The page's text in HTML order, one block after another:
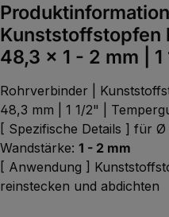
Kunststoffstopfen
48,3 x 1 - 2 mm |
Rohrverbinder |
48,3 mm | 1 1/2" |
[ Spezifische Details ] für
Wandstärke: 1 - 2 mm
[ Anwendung ]
reinstecken und abdichten